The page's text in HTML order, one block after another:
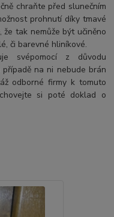
chraňte před slunečním
prohnutí díky tmavé
tak nemůže být učiněno
či barevné hliníkové.
svépomocí z důvodu
na ni nebude brán
odborné firmy k tomuto
si poté doklad o